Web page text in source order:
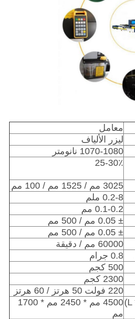
معامل
ليزر الألياف
1070-1080 نانومتر
25-30٪
3025 مم / 1525 مم / 100 مم
0.2-8 ملم
0.1-0.2 مم
± 0.05 مم / 500 مم
± 0.05 مم / 500 مم
60000 مم / دقيقة
0.8 جرام
500 كجم
2300 كجم
220 فولت 50 هرتز / 60 هرتز
4500 مم * 2450 مم * 1700
مم